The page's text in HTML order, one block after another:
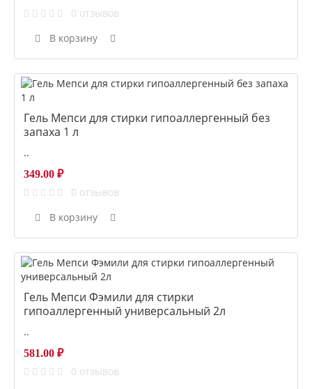
0 отзывов
В корзину
Гель Мепси для стирки гипоаллергенный без
запаха 1 л
..
349.00 ₽
0 отзывов
В корзину
Гель Мепси Фэмили для стирки
гипоаллергенный универсальный 2л
..
581.00 ₽
0 отзывов